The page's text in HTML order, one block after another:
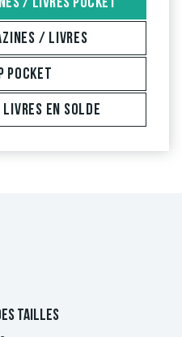
/ LIVRES
POCKET
EN SOLDE
TAILLES